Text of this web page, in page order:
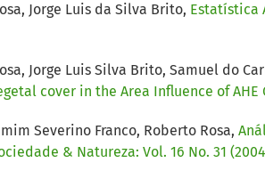
Jorge Luis da Silva Brito, Estatística
Jorge Luis Silva Brito, Samuel do
cover in the Area Influence of AHE
Severino Franco, Roberto Rosa,
& Natureza: Vol. 16 No. 31